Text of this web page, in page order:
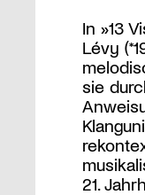
In »13
Lévy
sie
21.